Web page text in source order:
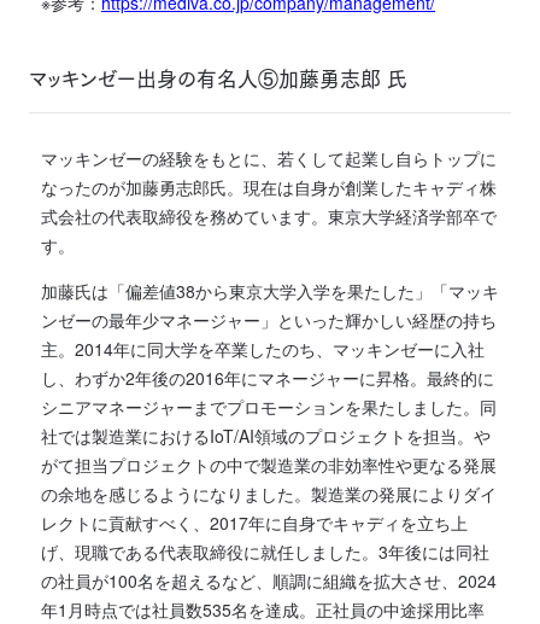
マッキンゼー出身の有名人⑤加藤勇志郎 氏
マッキンゼーの経験をもとに、若くして起業し自らトップに
なったのが加藤勇志郎氏。現在は自身が創業したキャディ株
式会社の代表取締役を務めています。東京大学経済学部卒で
す。
加藤氏は「偏差値38から東京大学入学を果たした」「マッキ
ンゼーの最年少マネージャー」といった輝かしい経歴の持ち
主。2014年に同大学を卒業したのち、マッキンゼーに入社
し、わずか2年後の2016年にマネージャーに昇格。最終的に
シニアマネージャーまでプロモーションを果たしました。同
社では製造業におけるIoT/AI領域のプロジェクトを担当。や
がて担当プロジェクトの中で製造業の非効率性や更なる発展
の余地を感じるようになりました。製造業の発展によりダイ
レクトに貢献すべく、2017年に自身でキャディを立ち上
げ、現職である代表取締役に就任しました。3年後には同社
の社員が100名を超えるなど、順調に組織を拡大させ、2024
年1月時点では社員数535名を達成。正社員の中途採用比率